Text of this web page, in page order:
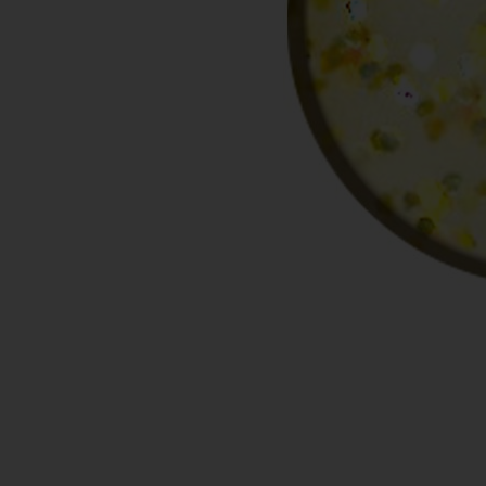
Zubehör anzeigen
Hilfsmittel & Arbeitsutensilien
Hygiene & Schutz